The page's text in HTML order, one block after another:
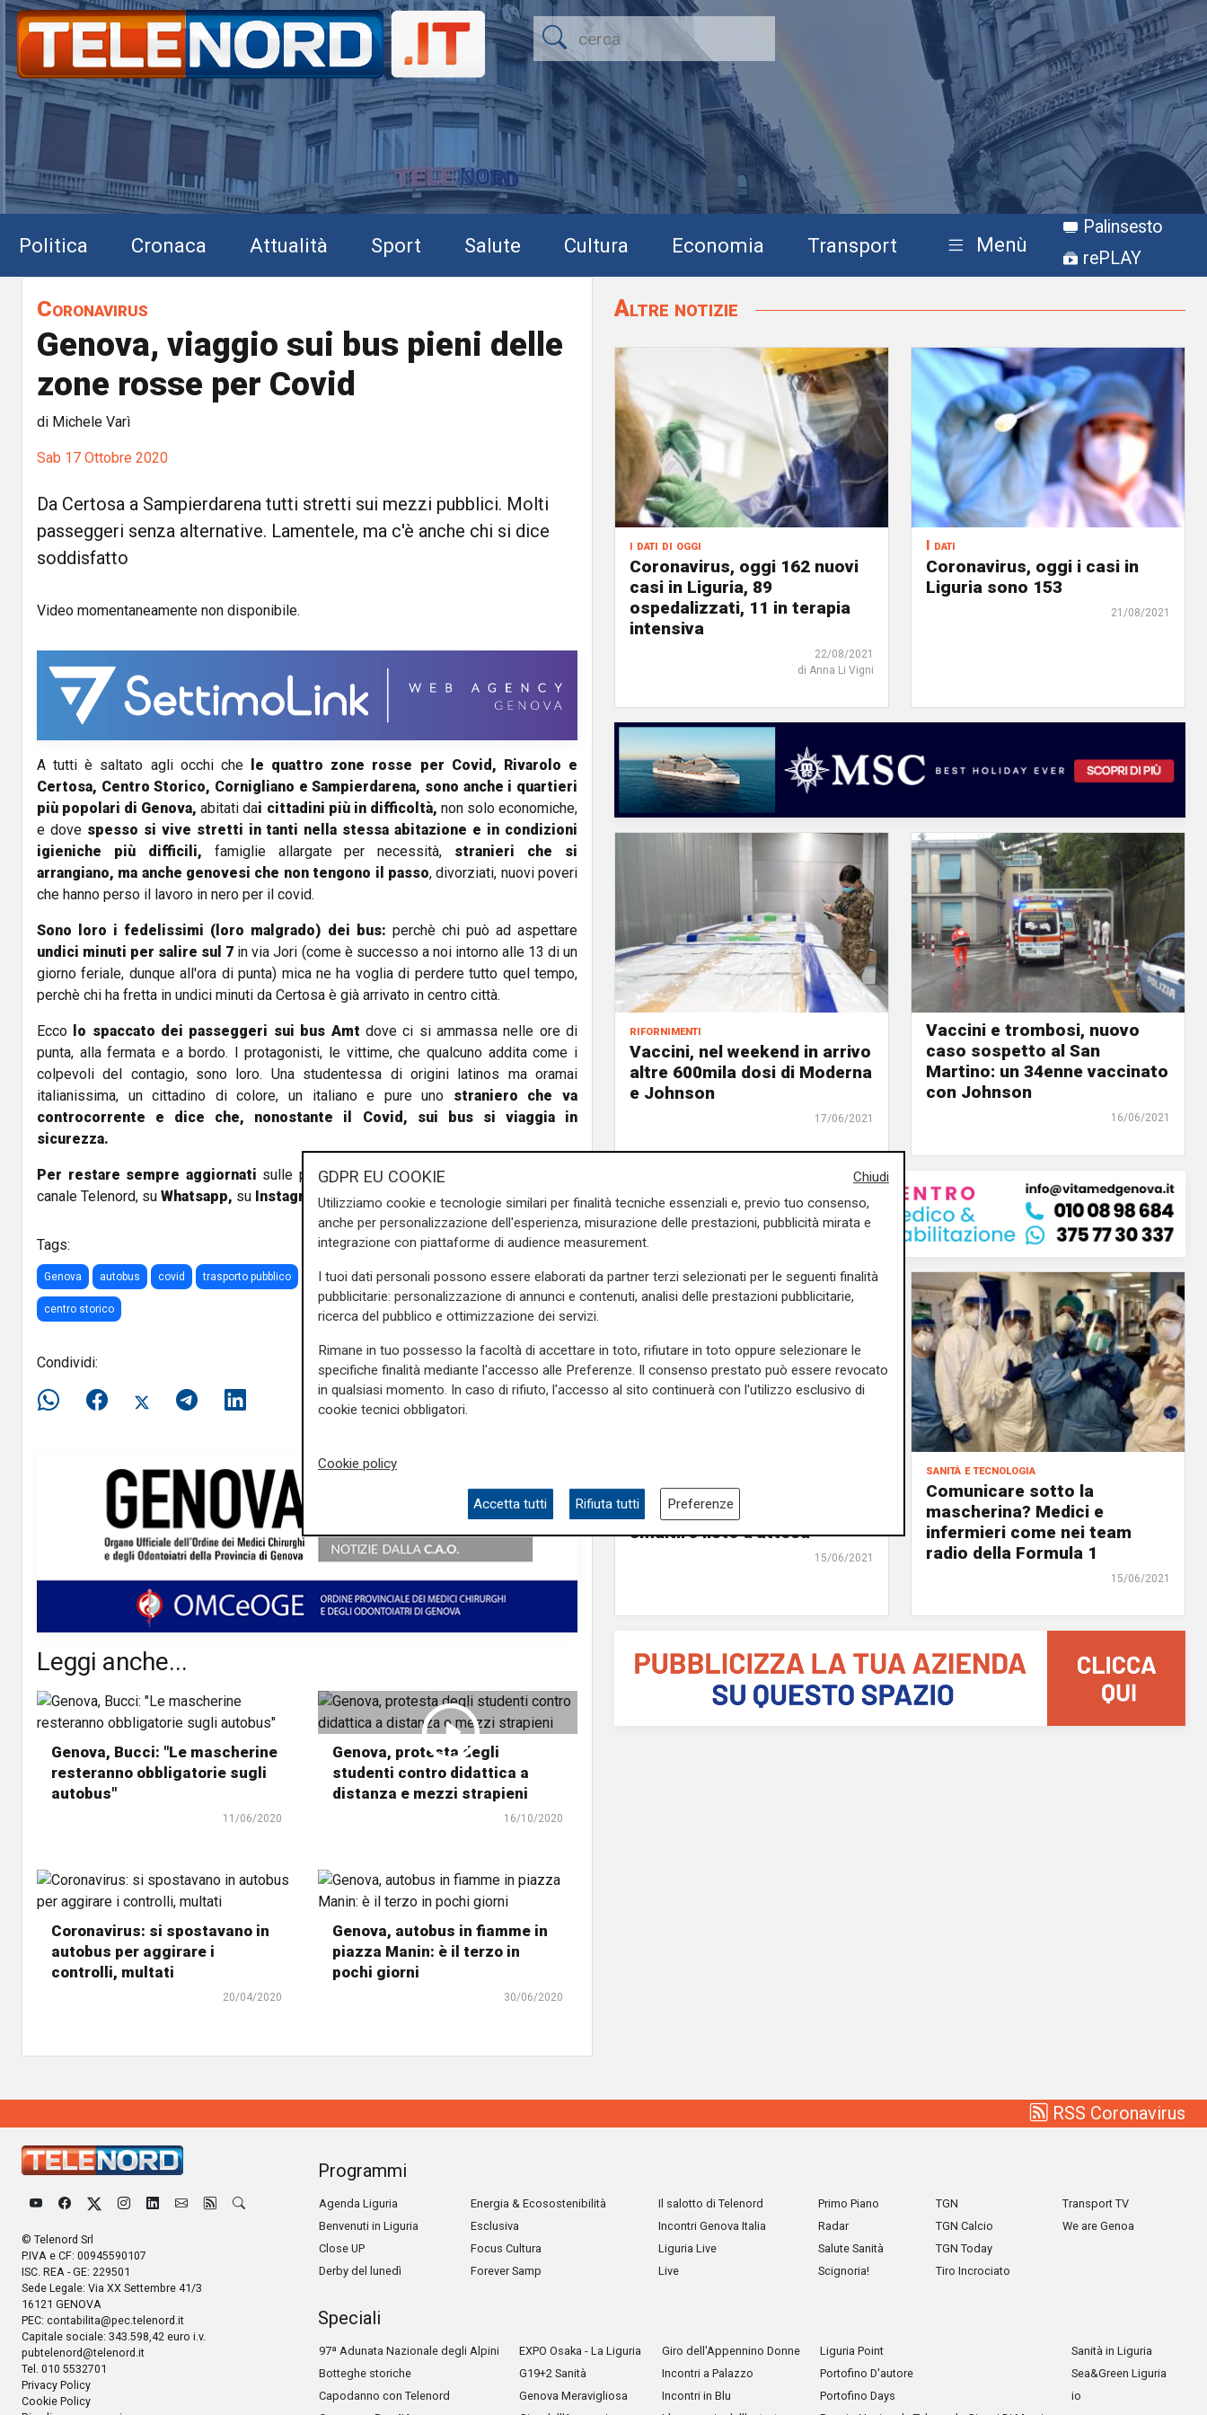
Politica Cronaca Attualità Sport Salute Cultura Economia Transport Menù
Palinsesto
rePLAY
Coronavirus
Genova, viaggio sui bus pieni delle
zone rosse per Covid
di Michele Varì
Sab 17 Ottobre 2020
Da Certosa a Sampierdarena tutti stretti sui mezzi pubblici. Molti
passeggeri senza alternative. Lamentele, ma c'è anche chi si dice
soddisfatto
Video momentaneamente non disponibile.
A tutti è saltato agli occhi che
le quattro zone rosse per Covid, Rivarolo e
Certosa, Centro Storico, Cornigliano e Sampierdarena, sono anche i quartieri
più popolari di Genova, abitati dai cittadini più in difficoltà, non solo economiche,
e dove spesso si vive stretti in tanti nella stessa abitazione e in condizioni
igieniche più difficili, famiglie allargate per necessità, stranieri che si
arrangiano, ma anche genovesi che non tengono il passo, divorziati, nuovi poveri
che hanno perso il lavoro in nero per il covid.
Sono loro i fedelissimi (loro malgrado) dei bus: perchè chi può ad aspettare
undici minuti per salire sul 7 in via Jori (come è successo a noi intorno alle 13 di un
giorno feriale, dunque all'ora di punta) mica ne ha voglia di perdere tutto quel tempo,
perchè chi ha fretta in undici minuti da Certosa è già arrivato in centro città.
Ecco lo spaccato dei passeggeri sui bus Amt dove ci si ammassa nelle ore di
punta, alla fermata e a bordo. I protagonisti, le vittime, che qualcuno addita come i
colpevoli del contagio, sono loro. Una studentessa di origini latinos ma oramai
italianissima, un cittadino di colore, un italiano e pure uno straniero che va
controcorrente e dice che, nonostante il Covid, sui bus si viaggia in
sicurezza.
Per restare sempre aggiornati sulle principali notizie sulla Liguria seguiteci sul
canale Telenord, su Whatsapp, su Instagram,suYoutubee suFacebook.
Tags:
Genova autobus covid trasporto pubblico zone rosse sampierdarena rivarolo certosa
centro storico
Condividi:
Leggi anche...
Genova, Bucci: "Le mascherine
resteranno obbligatorie sugli
autobus"
11/06/2020
Genova, protesta degli
studenti contro didattica a
distanza e mezzi strapieni
16/10/2020
Coronavirus: si spostavano in
autobus per aggirare i
controlli, multati
20/04/2020
Genova, autobus in fiamme in
piazza Manin: è il terzo in
pochi giorni
30/06/2020
Altre notizie
i dati di oggi
Coronavirus, oggi 162 nuovi
casi in Liguria, 89
ospedalizzati, 11 in terapia
intensiva
22/08/2021
di Anna Li Vigni
I dati
Coronavirus, oggi i casi in
Liguria sono 153
21/08/2021
rifornimenti
Vaccini, nel weekend in arrivo
altre 600mila dosi di Moderna
e Johnson
17/06/2021
Vaccini e trombosi, nuovo
caso sospetto al San
Martino: un 34enne vaccinato
con Johnson
16/06/2021
Toti: "L'ospedale di Albenga
potrebbe diventare hub per
smaltire liste d'attesa"
15/06/2021
sanità e tecnologia
Comunicare sotto la
mascherina? Medici e
infermieri come nei team
radio della Formula 1
15/06/2021
RSS Coronavirus
© Telenord Srl
P.IVA e CF: 00945590107
ISC. REA - GE: 229501
Sede Legale: Via XX Settembre 41/3
16121 GENOVA
PEC: contabilita@pec.telenord.it
Capitale sociale: 343.598,42 euro i.v.
pubtelenord@telenord.it
Tel. 010 5532701
Privacy Policy
Cookie Policy
Programmi
Agenda Liguria
Benvenuti in Liguria
Close UP
Derby del lunedì
Energia & Ecosostenibilità
Esclusiva
Focus Cultura
Forever Samp
Il salotto di Telenord
Incontri Genova Italia
Liguria Live
Live
Primo Piano
Radar
Salute Sanità
Scignoria!
TGN
TGN Calcio
TGN Today
Tiro Incrociato
Transport TV
We are Genoa
Speciali
97ª Adunata Nazionale degli Alpini
Botteghe storiche
Capodanno con Telenord
EXPO Osaka - La Liguria
G19+2 Sanità
Genova Meravigliosa
Giro dell'Appennino Donne
Incontri a Palazzo
Incontri in Blu
Liguria Point
Portofino D'autore
Portofino Days
Sanità in Liguria
Sea&Green Liguria
io
Chiudi
GDPR EU COOKIE
Utilizziamo cookie e tecnologie similari per finalità tecniche essenziali e, previo tuo consenso,
anche per personalizzazione dell'esperienza, misurazione delle prestazioni, pubblicità mirata e
integrazione con piattaforme di audience measurement.
I tuoi dati personali possono essere elaborati da partner terzi selezionati per le seguenti finalità
pubblicitarie: personalizzazione di annunci e contenuti, analisi delle prestazioni pubblicitarie,
ricerca del pubblico e ottimizzazione dei servizi.
Rimane in tuo possesso la facoltà di accettare in toto, rifiutare in toto oppure selezionare le
specifiche finalità mediante l'accesso alle Preferenze. Il consenso prestato può essere revocato
in qualsiasi momento. In caso di rifiuto, l'accesso al sito continuerà con l'utilizzo esclusivo di
cookie tecnici obbligatori.
Cookie policy
Accetta tutti Rifiuta tutti Preferenze